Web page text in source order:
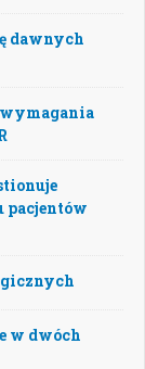
dawnych
pacjentów
w dwóch